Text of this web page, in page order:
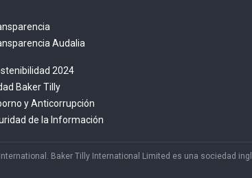
Audalia
2024
Baker Tilly
y Anticorrupción
de la Información
Baker Tilly International Limited es una sociedad